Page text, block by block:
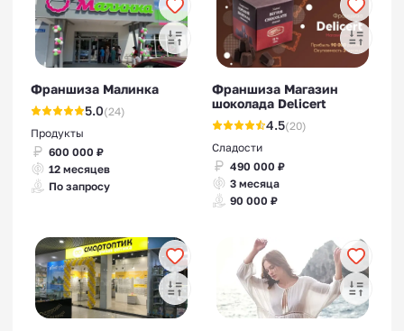
Франшизы магазинов
Франшиза Малинка
5.0(24)
Продукты
600 000 ₽
12 месяцев
По запросу
Франшиза Магазин
шоколада Delicert
4.5(20)
Сладости
490 000 ₽
3 месяца
90 000 ₽